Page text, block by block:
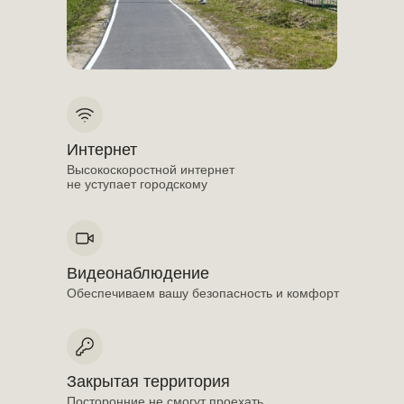
Интернет
Высокоскоростной интернет
не уступает городскому
Видеонаблюдение
Обеспечиваем вашу безопасность и комфорт
Закрытая территория